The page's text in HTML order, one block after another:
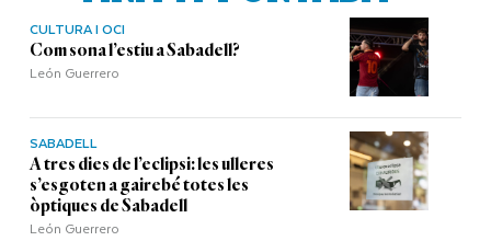
CULTURA I OCI
Com sona l’estiu a Sabadell?
León Guerrero
SABADELL
A tres dies de l’eclipsi: les ulleres
s’esgoten a gairebé totes les
òptiques de Sabadell
León Guerrero